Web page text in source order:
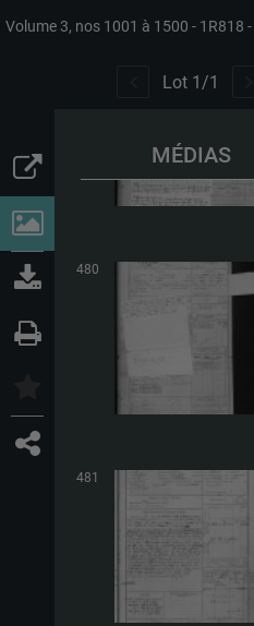
Volume 3, nos 1001 à 1500 1R818
Lot 1 /1
MÉDIAS
480
481